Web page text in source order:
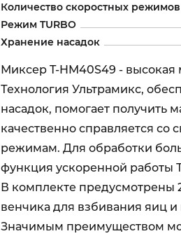
Количество скоростных режимов
Режим TURBO
Хранение насадок
Миксер T-HM40S49 -
Технология Ультрамикс,
насадок, помогает получить
качественно справляется со
режимам. Для обработки
функция ускоренной работы
В комплекте предусмотрены
венчика для взбивания яиц
Значимым преимуществом